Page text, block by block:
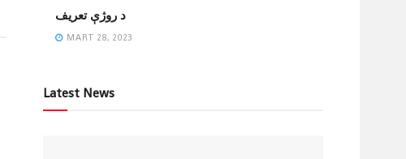
‌د روژې تعریف
MART 28, 2023
Latest News